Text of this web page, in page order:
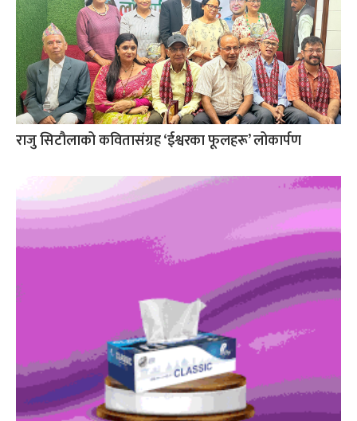
राजु सिटौलाको कवितासंग्रह ‘ईश्वरका फूलहरू’ लोकार्पण